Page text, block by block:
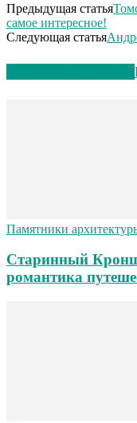
Предыдущая статья
самое интересное!
Следующая статья
Памятники
Старинный
романтика